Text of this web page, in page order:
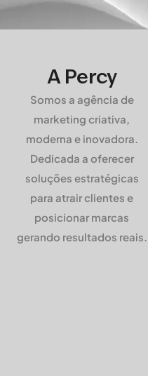
A Percy
Somos a agência de
marketing criativa,
moderna e inovadora.
Dedicada a oferecer
soluções estratégicas
para atrair clientes e
posicionar marcas
gerando resultados reais.